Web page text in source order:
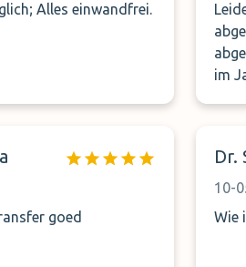
Alles einwandfrei.
im
ein
goed
Dr.
10-
Wie